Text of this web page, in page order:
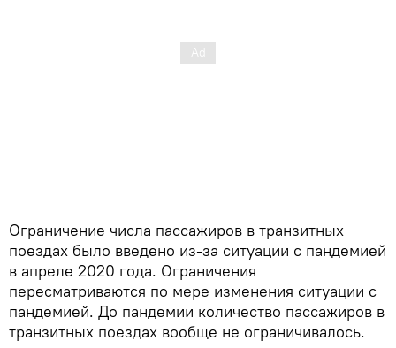
Ограничение числа пассажиров в транзитных
поездах было введено из-за ситуации с пандемией
в апреле 2020 года. Ограничения
пересматриваются по мере изменения ситуации с
пандемией. До пандемии количество пассажиров в
транзитных поездах вообще не ограничивалось.